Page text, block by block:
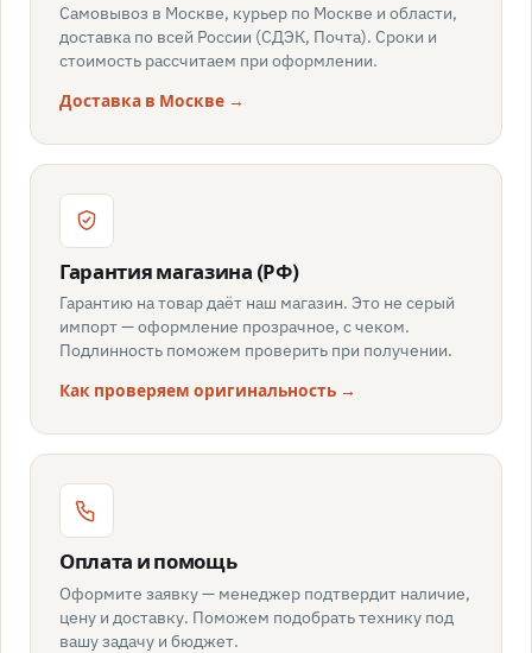
Самовывоз в Москве, курьер по Москве и области,
доставка по всей России (СДЭК, Почта). Сроки и
стоимость рассчитаем при оформлении.
Доставка в Москве →
Гарантия магазина (РФ)
Гарантию на товар даёт наш магазин. Это не серый
импорт — оформление прозрачное, с чеком.
Подлинность поможем проверить при получении.
Как проверяем оригинальность →
Оплата и помощь
Оформите заявку — менеджер подтвердит наличие,
цену и доставку. Поможем подобрать технику под
вашу задачу и бюджет.